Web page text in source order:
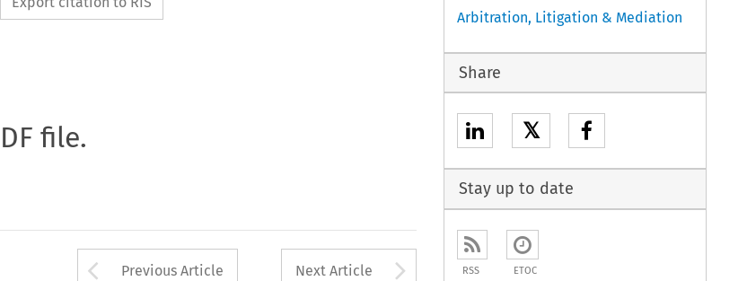
file.
Arrow button used to open the Previous Article
Previous Article Next Article Arrow button used to
Arbitration, Litigation & Mediation
Share
𝕏
Stay up to date
RSS ETOC